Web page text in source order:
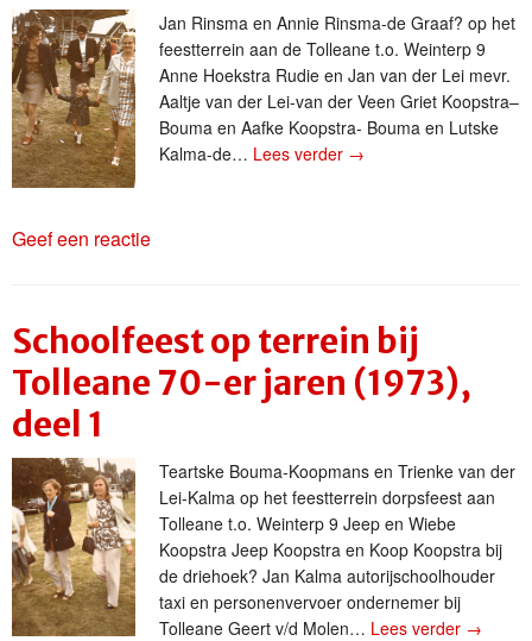
Jan Rinsma en Annie Rinsma-de Graaf? op het
feestterrein aan de Tolleane t.o. Weinterp 9
Anne Hoekstra Rudie en Jan van der Lei mevr.
Aaltje van der Lei-van der Veen Griet Koopstra–
Bouma en Aafke Koopstra- Bouma en Lutske
Kalma-de… Lees verder →
Geef een reactie
Schoolfeest op terrein bij
Tolleane 70-er jaren (1973),
deel 1
Teartske Bouma-Koopmans en Trienke van der
Lei-Kalma op het feestterrein dorpsfeest aan
Tolleane t.o. Weinterp 9 Jeep en Wiebe
Koopstra Jeep Koopstra en Koop Koopstra bij
de driehoek? Jan Kalma autorijschoolhouder
taxi en personenvervoer ondernemer bij
Tolleane Geert v/d Molen… Lees verder →